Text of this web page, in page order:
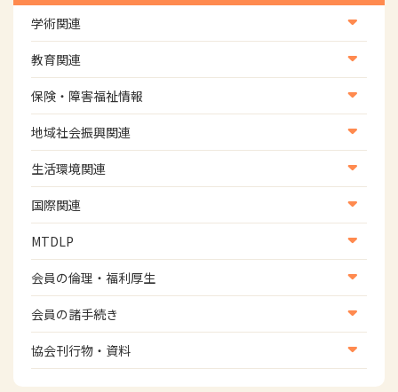
学術関連
学術・研究
学会
学術誌
教育関連
養成教育
生涯教育
研修会
協会認定資格試験・審査会情報
保険・障害福祉情報
医療保険情報
介護保険情報
児童福祉・障害福祉情報
地域社会振興関連
地域社会振興部地域事業支援課【認知症対策班】
地域社会振興部地域事業支援課【地域包括ケア推進班】
地域社会振興部地域事業支援課【運転と地域移動推進
班】
スポーツ振興関連
災害対策関連
生活環境関連
生活環境・福祉用具支援
国際関連
国際関連
WFOT等海外関連情報
MTDLP
MTDLP室
会員の倫理・福利厚生
会員向け団体保険のご案内
女性相談窓口
倫理関連情報
会員の諸手続き
会員の諸手続き
協会刊行物・資料
広報活動について